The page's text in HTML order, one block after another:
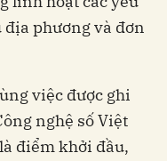
phương và đơn
việc được ghi
nghệ số Việt
điểm khởi đầu,